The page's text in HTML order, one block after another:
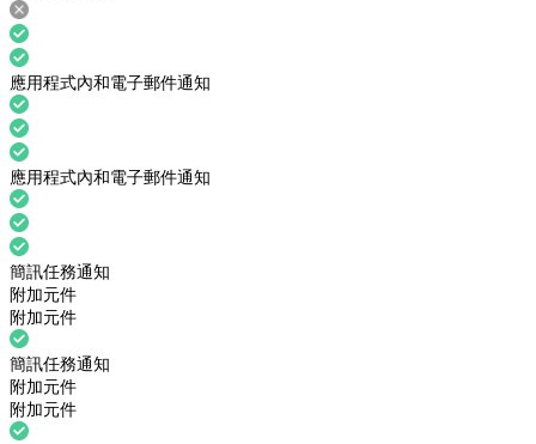
應用程式內和電子郵件通知
應用程式內和電子郵件通知
簡訊任務通知
附加元件
附加元件
簡訊任務通知
附加元件
附加元件